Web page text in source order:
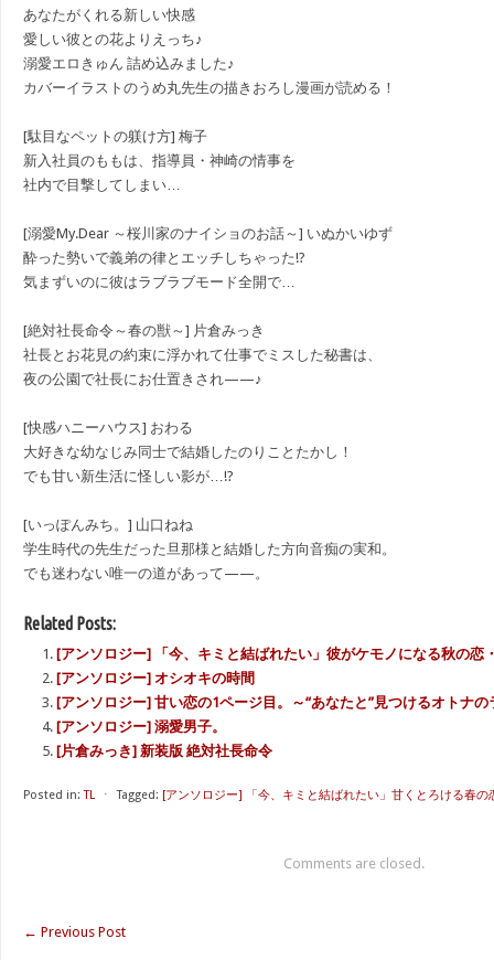
あなたがくれる新しい快感
愛しい彼との花よりえっち♪
溺愛エロきゅん 詰め込みました♪
カバーイラストのうめ丸先生の描きおろし漫画が読める！
[駄目なペットの躾け方] 梅子
新入社員のももは、指導員・神崎の情事を
社内で目撃してしまい…
[溺愛My.Dear ～桜川家のナイショのお話～] いぬかいゆず
酔った勢いで義弟の律とエッチしちゃった!?
気まずいのに彼はラブラブモード全開で…
[絶対社長命令～春の獣～] 片倉みっき
社長とお花見の約束に浮かれて仕事でミスした秘書は、
夜の公園で社長にお仕置きされ——♪
[快感ハニーハウス] おわる
大好きな幼なじみ同士で結婚したのりことたかし！
でも甘い新生活に怪しい影が…!?
[いっぽんみち。] 山口ねね
学生時代の先生だった旦那様と結婚した方向音痴の実和。
でも迷わない唯一の道があって——。
Related Posts:
[アンソロジー] 「今、キミと結ばれたい」彼がケモノになる秋の恋
[アンソロジー] オシオキの時間
[アンソロジー] 甘い恋の1ページ目。～“あなたと”見つけるオトナ
[アンソロジー] 溺愛男子。
[片倉みっき] 新装版 絶対社長命令
Posted in: TL ⋅ Tagged: [アンソロジー] 「今、キミと結ばれたい」甘くとろける春の
Comments are closed.
← Previous Post